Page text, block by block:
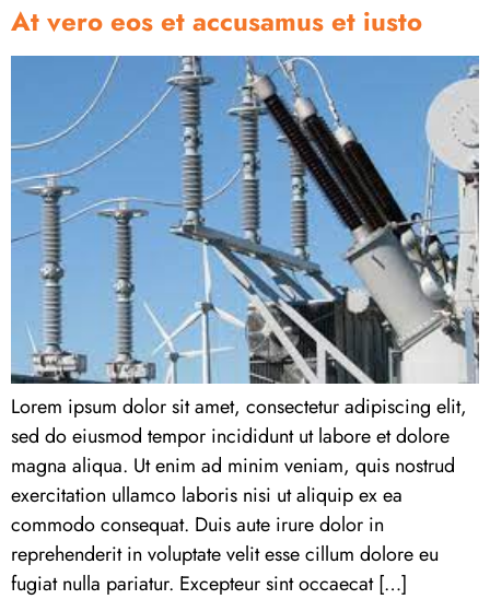
At vero eos et accusamus et iusto
Lorem ipsum dolor sit amet, consectetur adipiscing elit,
sed do eiusmod tempor incididunt ut labore et dolore
magna aliqua. Ut enim ad minim veniam, quis nostrud
exercitation ullamco laboris nisi ut aliquip ex ea
commodo consequat. Duis aute irure dolor in
reprehenderit in voluptate velit esse cillum dolore eu
fugiat nulla pariatur. Excepteur sint occaecat […]